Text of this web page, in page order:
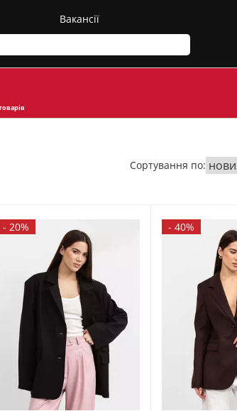
Вакансії
Сортування по:
- 20% - 40%